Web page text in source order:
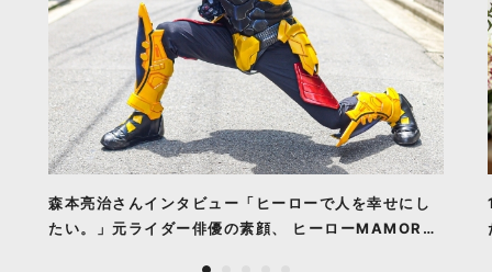
森本亮治さんインタビュー「ヒーローで人を幸せにし
たい。」元ライダー俳優の素顔、 ヒーローMAMORU